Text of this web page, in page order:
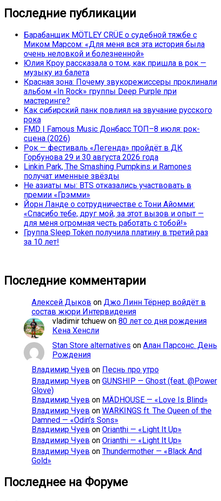
Последние публикации
Барабанщик MÖTLEY CRÜE о судебной тяжбе с
Миком Марсом: «Для меня вся эта история была
очень неловкой и болезненной»
Юлия Кроу рассказала о том, как пришла в рок —
музыку из балета
Красная зона: Почему звукорежиссеры проклинали
альбом «In Rock» группы Deep Purple при
мастеринге?
Как сибирский панк повлиял на звучание русского
рока
FMD | Famous Music Донбасс ТОП–8 июля: рок-
сцена (2026)
Рок — фестиваль «Легенда» пройдёт в ДК
Горбунова 29 и 30 августа 2026 года
Linkin Park, The Smashing Pumpkins и Ramones
получат именные звёзды
Не азиаты мы: BTS отказались участвовать в
премии «Грэмми»
Йорн Ланде о сотрудничестве с Тони Айомми:
«Спасибо тебе, друг мой, за этот вызов и опыт —
для меня огромная честь работать с тобой!»
Группа Sleep Token получила платину в третий раз
за 10 лет!
Последние комментарии
Алексей Дыков on Джо Линн Тёрнер войдёт в
состав жюри Интервидения
vladimir tchuew on 80 лет со дня рождения
Кена Хенсли
Stan Store alternatives on Алан Парсонс. День
Рождения
Владимир Чуев on Песнь про утро
Владимир Чуев on GUNSHIP — Ghost (feat. @Power
Glove)
Владимир Чуев on MÄDHOUSE — «Love Is Blind»
Владимир Чуев on WARKINGS ft. The Queen of the
Damned — «Odin’s Sons»
Владимир Чуев on Orianthi — «Light It Up»
Владимир Чуев on Orianthi — «Light It Up»
Владимир Чуев on Thundermother — «Black And
Gold»
Последнее на Форуме